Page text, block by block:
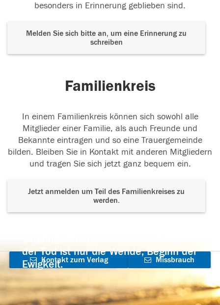
besonders in Erinnerung geblieben sind.
Melden Sie sich bitte an, um eine Erinnerung zu
schreiben
Familienkreis
In einem Familienkreis können sich sowohl alle
Mitglieder einer Familie, als auch Freunde und
Bekannte eintragen und so eine Trauergemeinde
bilden. Bleiben Sie in Kontakt mit anderen Mitgliedern
und tragen Sie sich jetzt ganz bequem ein.
Jetzt anmelden um Teil des Familienkreises zu
werden.
der Tod ist nur die Wende, Beginn der
Ewigkeit.
Kontakt zum Verlag
aufnehmen
Missbrauch